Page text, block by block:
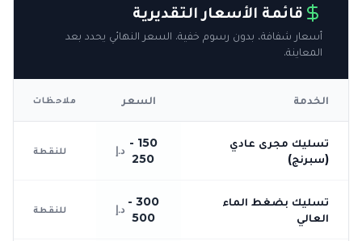
قائمة الأسعار التقديرية
أسعار شفافة، بدون رسوم خفية. السعر النهائي يحدد بعد
المعاينة.
الخدمة السعر ملاحظات
تسليك مجرى عادي
(سبرنج)
150 -
250
د.إ للنقطة
تسليك بضغط الماء
العالي
300 -
500
د.إ للنقطة